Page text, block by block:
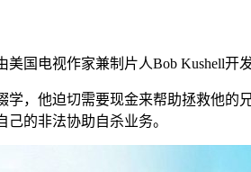
国电视作家兼制片人Bob Kushell开
，他迫切需要现金来帮助拯救他
的非法协助自杀业务。